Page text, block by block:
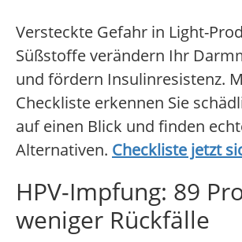
Versteckte Gefahr in Light-
Süßstoffe verändern Ihr
und fördern Insulinresistenz.
Checkliste erkennen Sie
auf einen Blick und finden
Alternativen. Checkliste jetzt
HPV-Impfung: 89
weniger Rückfälle